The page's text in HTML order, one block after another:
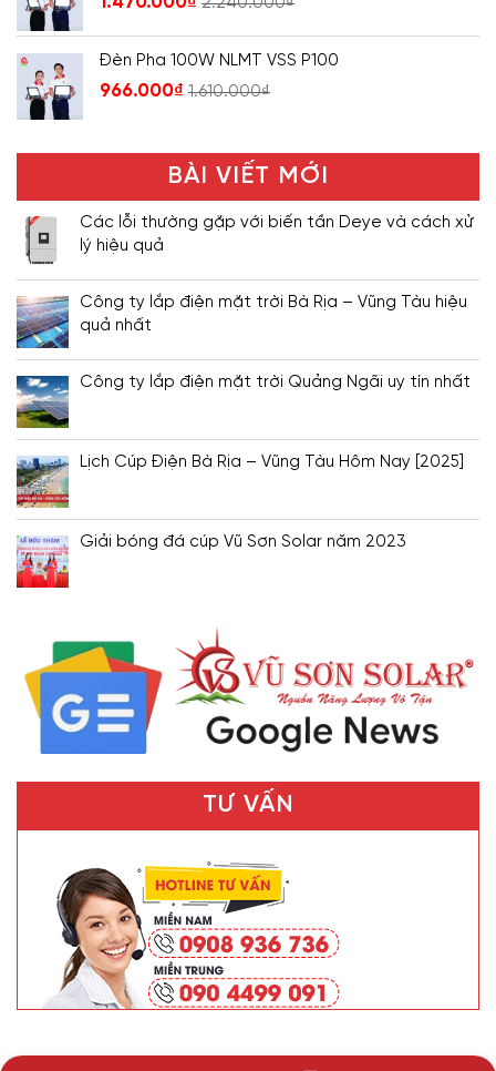
Đèn Pha 100W NLMT VSS P100
966.000₫ 1.610.000₫
BÀI VIẾT MỚI
Các lỗi thường gặp với biến tần Deye và cách xử
lý hiệu quả
Công ty lắp điện mặt trời Bà Rịa – Vũng Tàu hiệu
quả nhất
Công ty lắp điện mặt trời Quảng Ngãi uy tín nhất
Lịch Cúp Điện Bà Rịa – Vũng Tàu Hôm Nay [2025]
Giải bóng đá cúp Vũ Sơn Solar năm 2023
TƯ VẤN